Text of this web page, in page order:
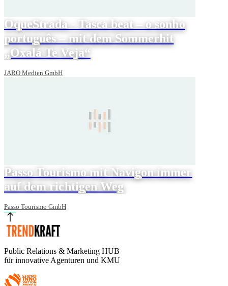
OqueStrada - Tasca beat – o sonho
português – mit dem Sommerhit
„Oxalá Te Veja“
JARO Medien GmbH
Passo Tourismo mit Navigon immer
auf dem richtigen Weg
Passo Tourismo GmbH
Public Relations & Marketing HUB
für innovative Agenturen und KMU